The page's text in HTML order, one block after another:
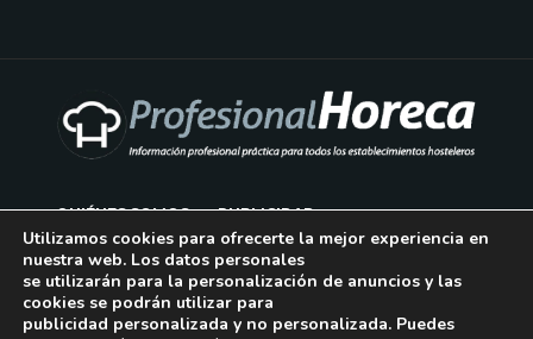
QUIÉNES SOMOS PUBLICIDAD
AVISO LEGAL
POLÍTICA DE COOKIES
Utilizamos cookies para ofrecerte la mejor experiencia en
nuestra web. Los datos personales
se utilizarán para la personalización de anuncios y las
cookies se podrán utilizar para
publicidad personalizada y no personalizada. Puedes